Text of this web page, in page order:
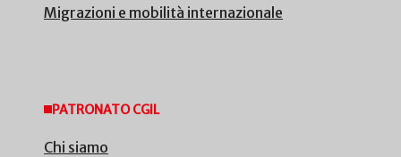
Migrazioni e mobilità internazionale
PATRONATO CGIL
Chi siamo